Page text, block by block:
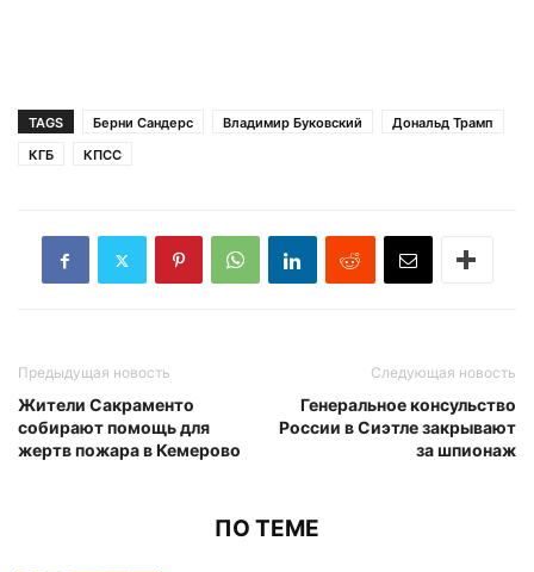
TAGS Берни Сандерс Владимир Буковский
Дональд Трамп
КГБ
КПСС
Предыдущая новость
Жители Сакраменто
собирают помощь для
жертв пожара в Кемерово
Следующая новость
Генеральное консульство
России в Сиэтле закрывают
за шпионаж
ПО ТЕМЕ